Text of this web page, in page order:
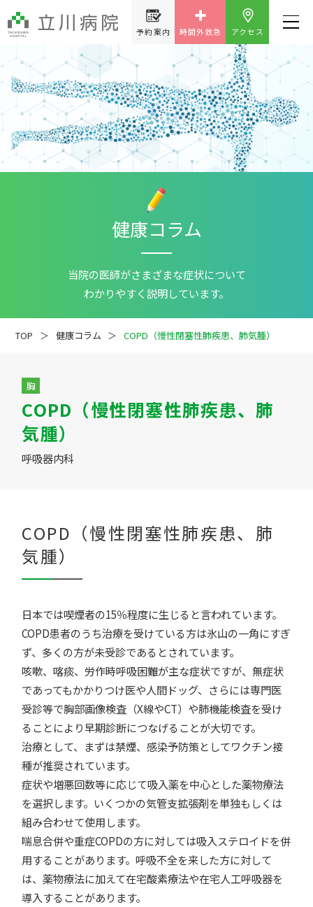
疾患解説 専門医ファイル
予約案内 時間外救急 アクセス
健康コラム
当院の医師がさまざまな症状について
わかりやすく説明しています。
TOP 健康コラム COPD（慢性閉塞性肺疾患、肺気腫）
胸
COPD（慢性閉塞性肺疾患、肺
気腫）
呼吸器内科
COPD（慢性閉塞性肺疾患、肺
気腫）
日本では喫煙者の15％程度に生じると言われています。
COPD患者のうち治療を受けている方は氷山の一角にすぎ
ず、多くの方が未受診であるとされています。
咳嗽、喀痰、労作時呼吸困難が主な症状ですが、無症状
であってもかかりつけ医や人間ドッグ、さらには専門医
受診等で胸部画像検査（X線やCT）や肺機能検査を受け
ることにより早期診断につなげることが大切です。
治療として、まずは禁煙、感染予防策としてワクチン接
種が推奨されています。
症状や増悪回数等に応じて吸入薬を中心とした薬物療法
を選択します。いくつかの気管支拡張剤を単独もしくは
組み合わせて使用します。
喘息合併や重症COPDの方に対しては吸入ステロイドを併
用することがあります。呼吸不全を来した方に対して
は、薬物療法に加えて在宅酸素療法や在宅人工呼吸器を
導入することがあります。